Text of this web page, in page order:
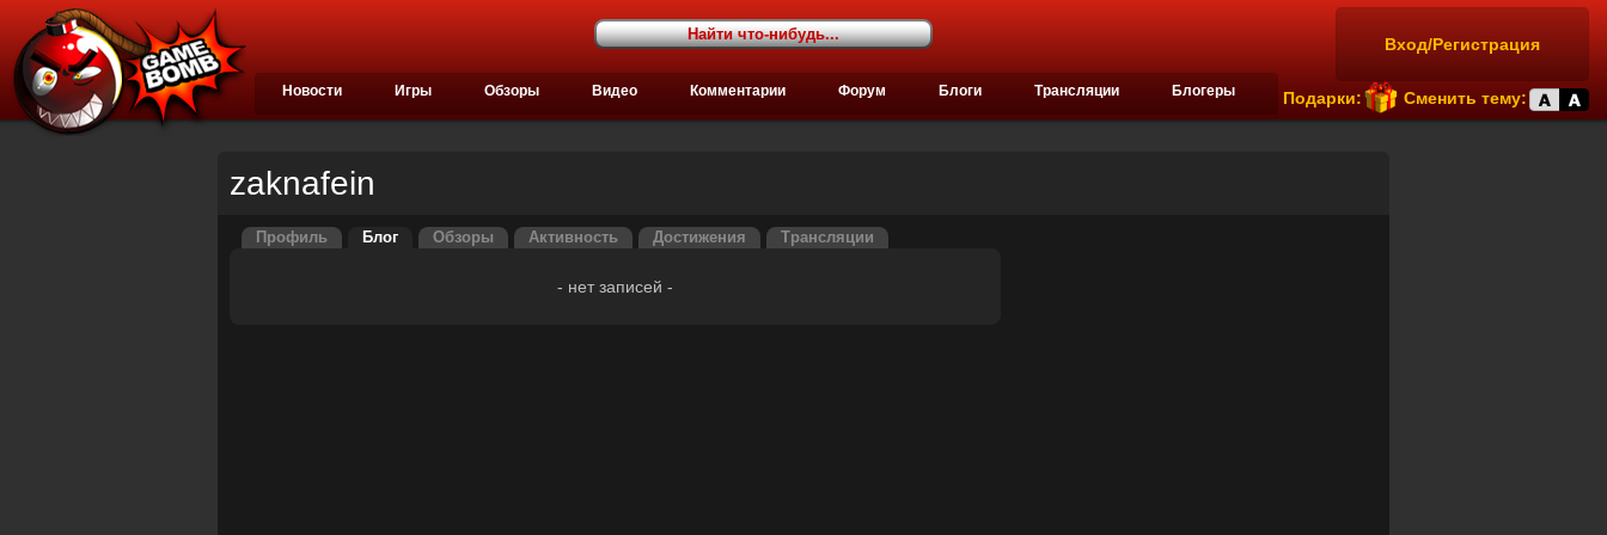
Вход/Регистрация
Подарки: Сменить тему:
Новости Игры Обзоры Видео Комментарии Форум Блоги Трансляции Блогеры
zaknafein
Профиль Блог Обзоры Активность Достижения Трансляции
- нет записей -